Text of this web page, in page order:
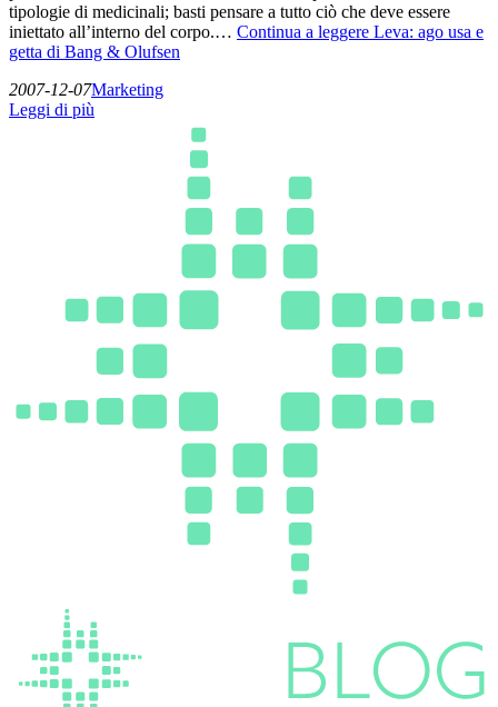
tipologie di medicinali; basti pensare a tutto ciò che deve essere
iniettato all’interno del corpo.… Continua a leggere Leva: ago usa e
getta di Bang & Olufsen
2007-12-07Marketing
Leggi di più